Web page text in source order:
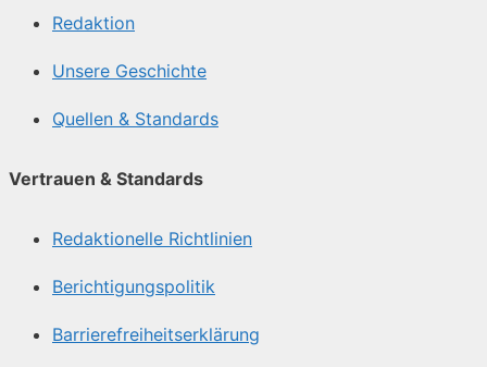
Redaktion
Unsere Geschichte
Quellen & Standards
Vertrauen & Standards
Redaktionelle Richtlinien
Berichtigungspolitik
Barrierefreiheitserklärung